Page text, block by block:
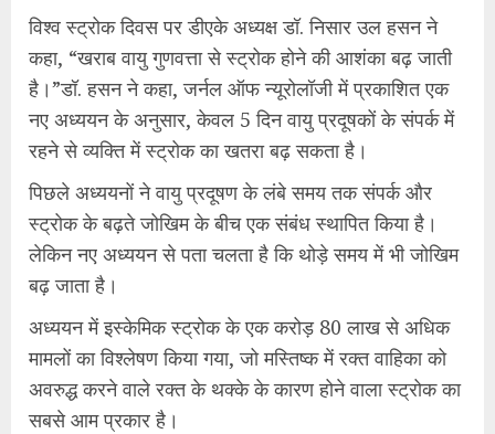
विश्व स्ट्रोक दिवस पर डीएके अध्यक्ष डॉ. निसार उल हसन ने
कहा, “खराब वायु गुणवत्ता से स्ट्रोक होने की आशंका बढ़ जाती
है।”डॉ. हसन ने कहा, जर्नल ऑफ न्यूरोलॉजी में प्रकाशित एक
नए अध्ययन के अनुसार, केवल 5 दिन वायु प्रदूषकों के संपर्क में
रहने से व्यक्ति में स्ट्रोक का खतरा बढ़ सकता है।
पिछले अध्ययनों ने वायु प्रदूषण के लंबे समय तक संपर्क और
स्ट्रोक के बढ़ते जोखिम के बीच एक संबंध स्थापित किया है।
लेकिन नए अध्ययन से पता चलता है कि थोड़े समय में भी जोखिम
बढ़ जाता है।
अध्ययन में इस्केमिक स्ट्रोक के एक करोड़ 80 लाख से अधिक
मामलों का विश्लेषण किया गया, जो मस्तिष्क में रक्त वाहिका को
अवरुद्ध करने वाले रक्त के थक्के के कारण होने वाला स्ट्रोक का
सबसे आम प्रकार है।